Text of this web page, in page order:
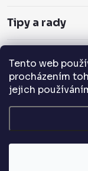
Tento web
procházením
jejich
Tipy a rady
Servis a služby
Přijímáme online